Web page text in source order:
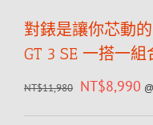
對錶是讓你芯動
GT 3 SE 一搭一組
NT$11,980 NT$8,990